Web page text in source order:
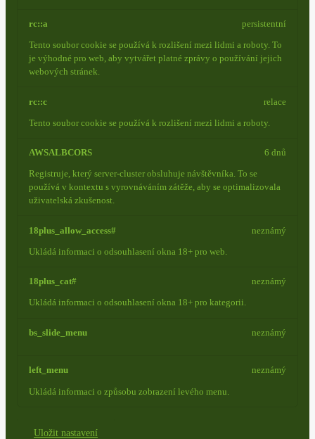
rc::a
Tento soubor cookie se používá k rozlišení mezi lidmi a roboty. To
je výhodné pro web, aby vytvářet platné zprávy o používání jejich
webových stránek.
persistentní
rc::c
Tento soubor cookie se používá k rozlišení mezi lidmi a roboty.
relace
AWSALBCORS
Registruje, který server-cluster obsluhuje návštěvníka. To se
používá v kontextu s vyrovnáváním zátěže, aby se optimalizovala
uživatelská zkušenost.
6 dnů
18plus_allow_access#
Ukládá informaci o odsouhlasení okna 18+ pro web.
neznámý
18plus_cat#
Ukládá informaci o odsouhlasení okna 18+ pro kategorii.
neznámý
bs_slide_menu neznámý
left_menu
Ukládá informaci o způsobu zobrazení levého menu.
neznámý
Uložit nastavení